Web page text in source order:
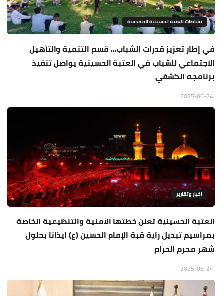
نشاطات العتبة الحسينية المقدسة
في إطار تعزيز قدرات الشباب... قسم التنمية والتأهيل
الاجتماعي للشباب في العتبة الحسينية يواصل تنفيذ
برنامجه الكشفي
اخبار وتقارير
العتبة الحسينية تعلن خطتها الأمنية والتنظيمية الخاصة
بمراسيم تبديل راية قبة الإمام الحسين (ع) ايذانا بحلول
شهر محرم الحرام